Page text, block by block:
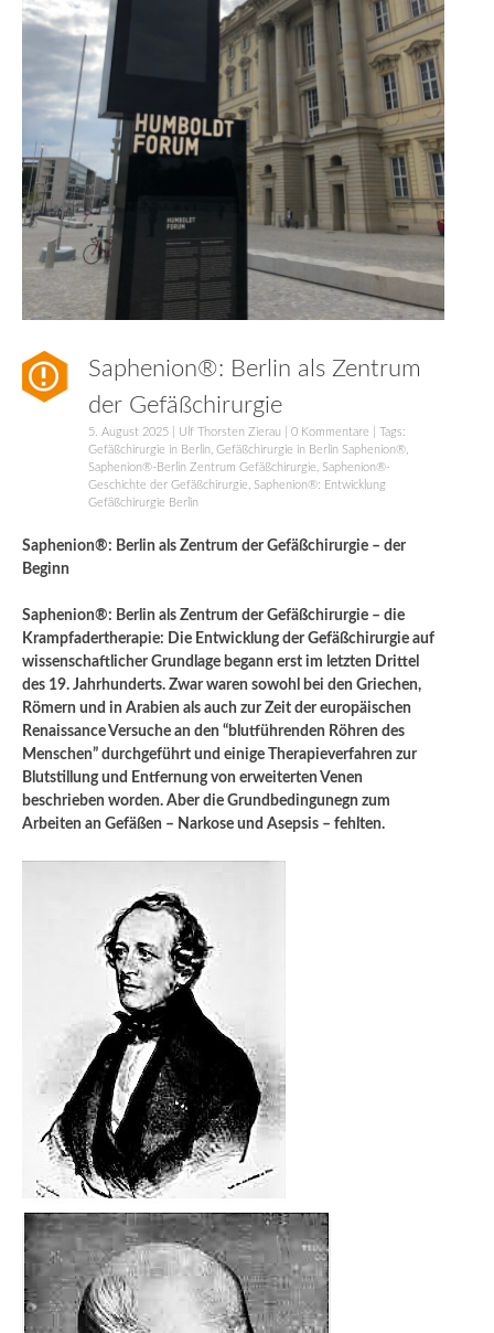
Saphenion®: Berlin als Zentrum
der Gefäßchirurgie
5. August 2025 Ulf Thorsten Zierau 0 Kommentare | Tags:
Gefäßchirurgie in Berlin Gefäßchirurgie in Berlin Saphenion®
Saphenion®-Berlin Zentrum Gefäßchirurgie
Saphenion®-
Geschichte der Gefäßchirurgie
Saphenion®: Entwicklung
Gefäßchirurgie Berlin
Saphenion®: Berlin als Zentrum der Gefäßchirurgie – der
Beginn
Saphenion®: Berlin als Zentrum der Gefäßchirurgie – die
Krampfadertherapie: Die Entwicklung der Gefäßchirurgie auf
wissenschaftlicher Grundlage begann erst im letzten Drittel
des 19. Jahrhunderts. Zwar waren sowohl bei den Griechen,
Römern und in Arabien als auch zur Zeit der europäischen
Renaissance Versuche an den “blutführenden Röhren des
Menschen” durchgeführt und einige Therapieverfahren zur
Blutstillung und Entfernung von erweiterten Venen
beschrieben worden. Aber die Grundbedingunegn zum
Arbeiten an Gefäßen – Narkose und Asepsis – fehlten.